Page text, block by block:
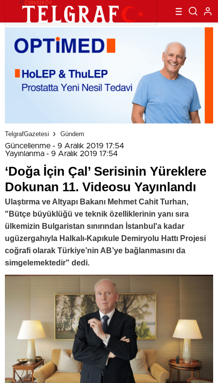
TelgrafGazetesi Gündem
Güncellenme - 9 Aralık 2019 17:54
Yayınlanma - 9 Aralık 2019 17:54
‘Doğa İçin Çal’ Serisinin Yüreklere
Dokunan 11. Videosu Yayınlandı
Ulaştırma ve Altyapı Bakanı Mehmet Cahit Turhan,
"Bütçe büyüklüğü ve teknik özelliklerinin yanı sıra
ülkemizin Bulgaristan sınırından İstanbul'a kadar
ugüzergahıyla Halkalı-Kapıkule Demiryolu Hattı Projesi
coğrafi olarak Türkiye’nin AB’ye bağlanmasını da
simgelemektedir" dedi.